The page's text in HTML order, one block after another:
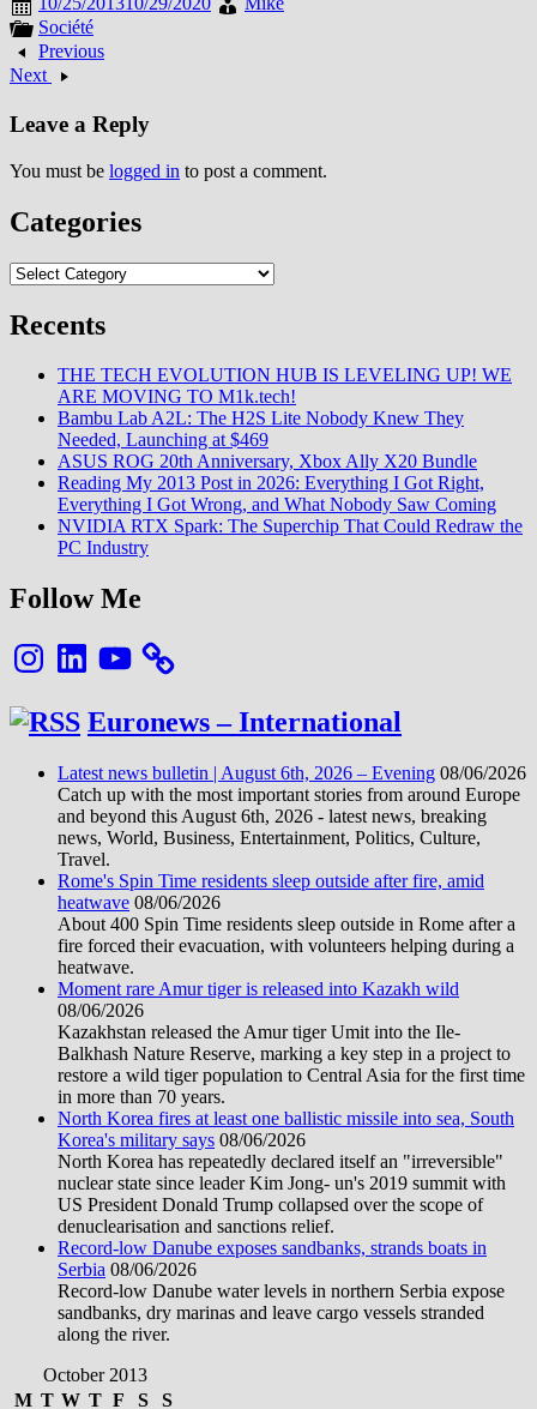
Société
Previous
Next
Leave a Reply
You must be logged in to post a comment.
Categories
Categories
Recents
THE TECH EVOLUTION HUB IS LEVELING UP! WE
ARE MOVING TO M1k.tech!
Bambu Lab A2L: The H2S Lite Nobody Knew They
Needed, Launching at $469
ASUS ROG 20th Anniversary, Xbox Ally X20 Bundle
Reading My 2013 Post in 2026: Everything I Got Right,
Everything I Got Wrong, and What Nobody Saw Coming
NVIDIA RTX Spark: The Superchip That Could Redraw the
PC Industry
Follow Me
InstagramLinkedInYouTube
Euronews – International
Latest news bulletin | August 6th, 2026 – Evening 08/06/2026
Catch up with the most important stories from around Europe
and beyond this August 6th, 2026 - latest news, breaking
news, World, Business, Entertainment, Politics, Culture,
Travel.
Rome's Spin Time residents sleep outside after fire, amid
heatwave 08/06/2026
About 400 Spin Time residents sleep outside in Rome after a
fire forced their evacuation, with volunteers helping during a
heatwave.
Moment rare Amur tiger is released into Kazakh wild
08/06/2026
Kazakhstan released the Amur tiger Umit into the Ile-
Balkhash Nature Reserve, marking a key step in a project to
restore a wild tiger population to Central Asia for the first time
in more than 70 years.
North Korea fires at least one ballistic missile into sea, South
Korea's military says 08/06/2026
North Korea has repeatedly declared itself an "irreversible"
nuclear state since leader Kim Jong- un's 2019 summit with
US President Donald Trump collapsed over the scope of
denuclearisation and sanctions relief.
Record-low Danube exposes sandbanks, strands boats in
Serbia 08/06/2026
Record-low Danube water levels in northern Serbia expose
sandbanks, dry marinas and leave cargo vessels stranded
along the river.
October 2013
M T W T F S S